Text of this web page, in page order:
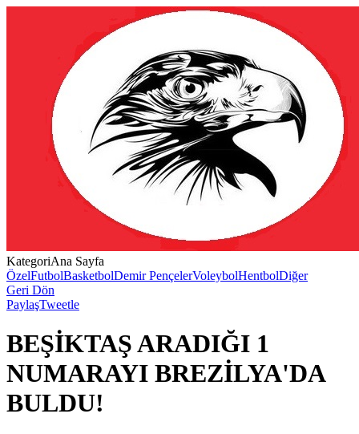
KategoriAna Sayfa
ÖzelFutbolBasketbolDemir PençelerVoleybolHentbolDiğer
Geri Dön
PaylaşTweetle
BEŞİKTAŞ ARADIĞI 1
NUMARAYI BREZİLYA'DA
BULDU!